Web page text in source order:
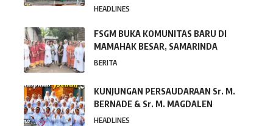
HEADLINES
FSGM BUKA KOMUNITAS BARU DI
MAMAHAK BESAR, SAMARINDA
BERITA
KUNJUNGAN PERSAUDARAAN Sr. M.
BERNADE & Sr. M. MAGDALEN
HEADLINES